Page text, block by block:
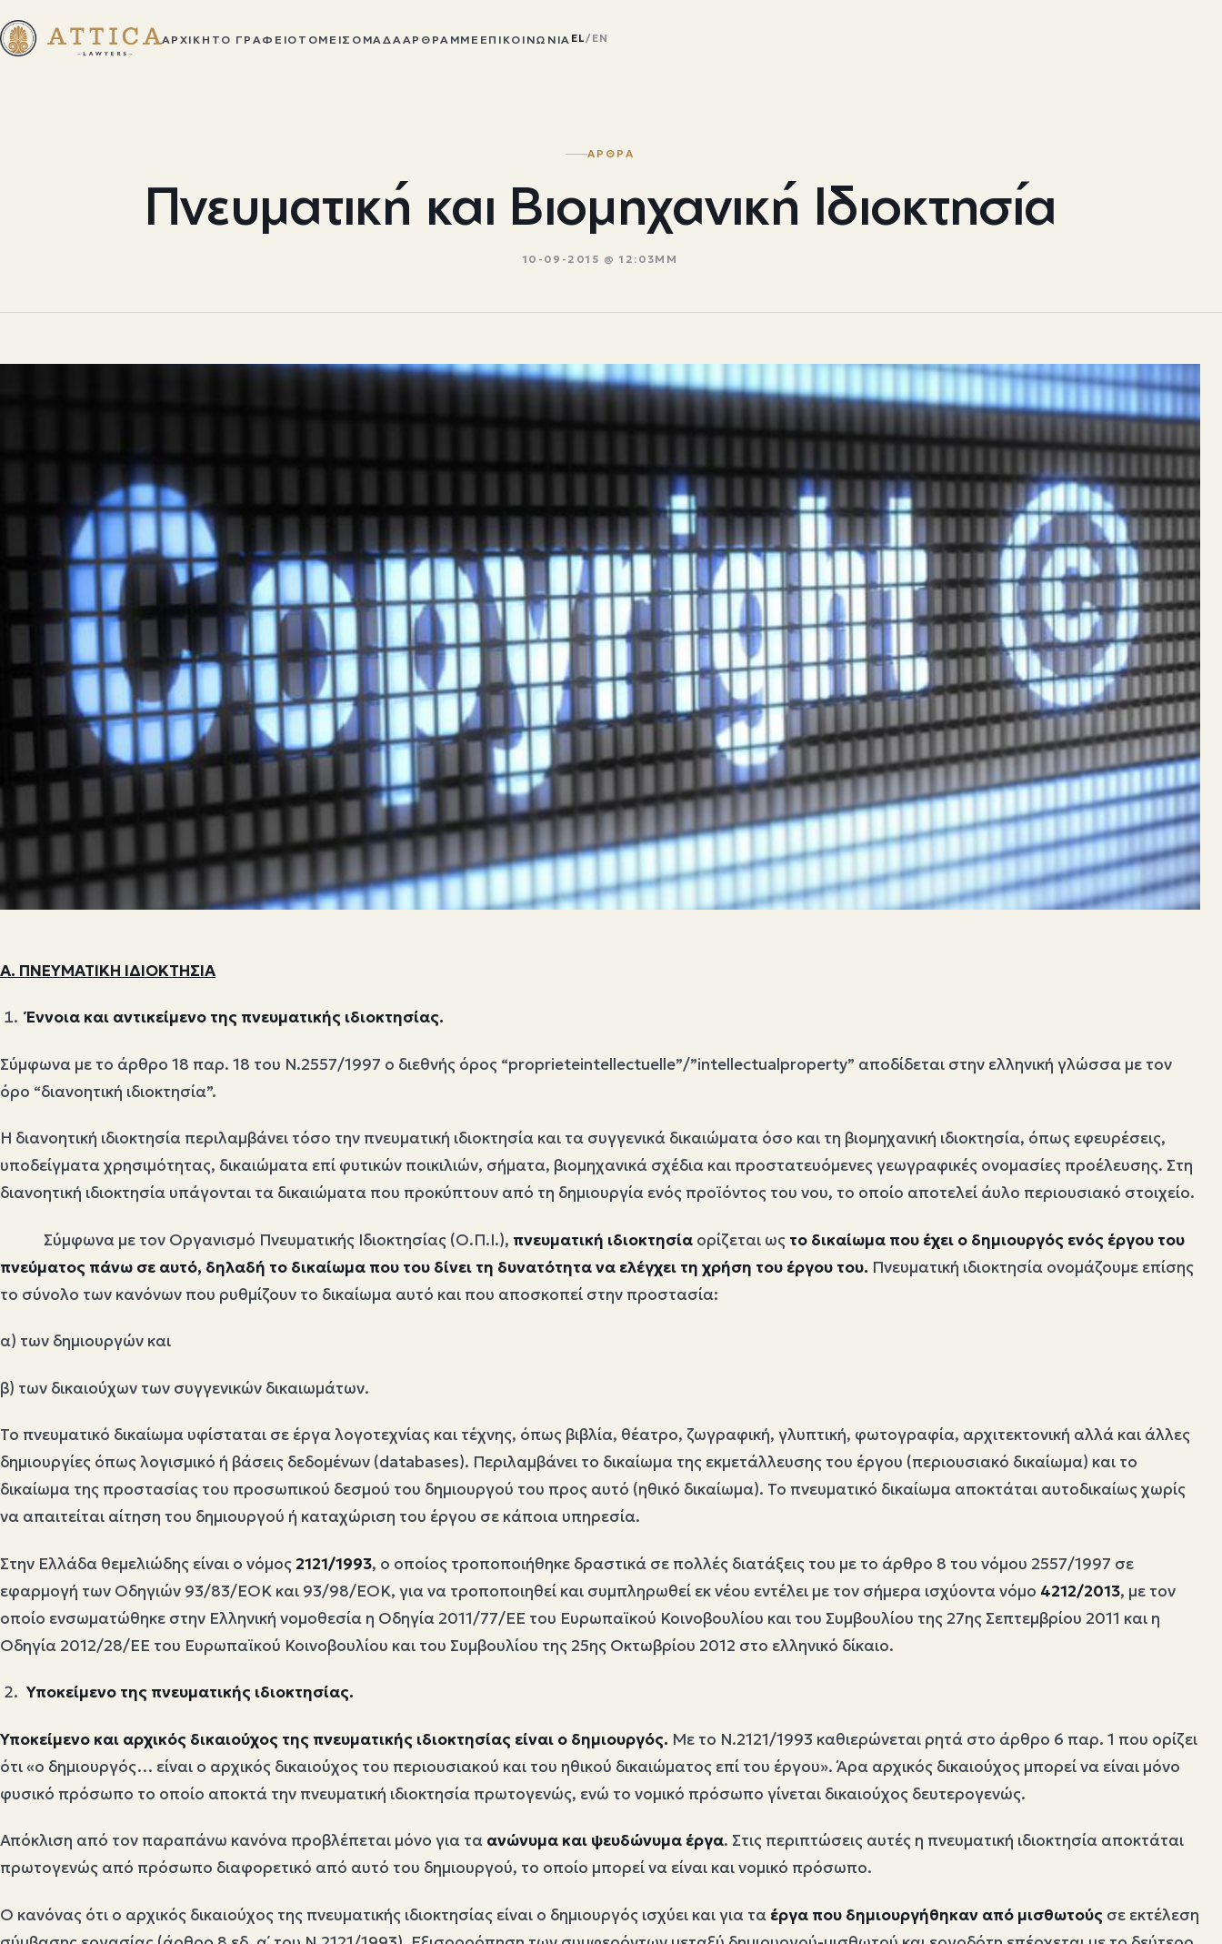
ΑΡΧΙΚΉ ΤΟ ΓΡΑΦΕΊΟ ΤΟΜΕΊΣ ΟΜΆΔΑΆΡΘΡΑ ΜΜΕ ΕΠΙΚΟΙΝΩΝΊΑ EL /EN
ΑΡΘΡΑ
Πνευματική και Βιομηχανική Ιδιοκτησία
10-09-2015 @ 12:03ΜΜ
Α. ΠΝΕΥΜΑΤΙΚΗ ΙΔΙΟΚΤΗΣΙΑ
Έννοια και αντικείμενο της πνευματικής ιδιοκτησίας.
Σύμφωνα με το άρθρο 18 παρ. 18 του Ν.2557/1997 ο διεθνής όρος “proprieteintellectuelle”/”intellectualproperty” αποδίδεται στην ελληνική γλώσσα με τον
όρο “διανοητική ιδιοκτησία”.
Η διανοητική ιδιοκτησία περιλαμβάνει τόσο την πνευματική ιδιοκτησία και τα συγγενικά δικαιώματα όσο και τη βιομηχανική ιδιοκτησία, όπως εφευρέσεις,
υποδείγματα χρησιμότητας, δικαιώματα επί φυτικών ποικιλιών, σήματα, βιομηχανικά σχέδια και προστατευόμενες γεωγραφικές ονομασίες προέλευσης. Στη
διανοητική ιδιοκτησία υπάγονται τα δικαιώματα που προκύπτουν από τη δημιουργία ενός προϊόντος του νου, το οποίο αποτελεί άυλο περιουσιακό στοιχείο.
Σύμφωνα με τον Οργανισμό Πνευματικής Ιδιοκτησίας (Ο.Π.Ι.), πνευματική ιδιοκτησία ορίζεται ως το δικαίωμα που έχει ο δημιουργός ενός έργου του
πνεύματος πάνω σε αυτό, δηλαδή το δικαίωμα που του δίνει τη δυνατότητα να ελέγχει τη χρήση του έργου του. Πνευματική ιδιοκτησία ονομάζουμε επίσης
το σύνολο των κανόνων που ρυθμίζουν το δικαίωμα αυτό και που αποσκοπεί στην προστασία:
α) των δημιουργών και
β) των δικαιούχων των συγγενικών δικαιωμάτων.
Το πνευματικό δικαίωμα υφίσταται σε έργα λογοτεχνίας και τέχνης, όπως βιβλία, θέατρο, ζωγραφική, γλυπτική, φωτογραφία, αρχιτεκτονική αλλά και άλλες
δημιουργίες όπως λογισμικό ή βάσεις δεδομένων (databases). Περιλαμβάνει το δικαίωμα της εκμετάλλευσης του έργου (περιουσιακό δικαίωμα) και το
δικαίωμα της προστασίας του προσωπικού δεσμού του δημιουργού του προς αυτό (ηθικό δικαίωμα). Το πνευματικό δικαίωμα αποκτάται αυτοδικαίως χωρίς
να απαιτείται αίτηση του δημιουργού ή καταχώριση του έργου σε κάποια υπηρεσία.
Στην Ελλάδα θεμελιώδης είναι ο νόμος 2121/1993, ο οποίος τροποποιήθηκε δραστικά σε πολλές διατάξεις του με το άρθρο 8 του νόμου 2557/1997 σε
εφαρμογή των Οδηγιών 93/83/ΕΟΚ και 93/98/ΕΟΚ, για να τροποποιηθεί και συμπληρωθεί εκ νέου εντέλει με τον σήμερα ισχύοντα νόμο 4212/2013, με τον
οποίο ενσωματώθηκε στην Ελληνική νομοθεσία η Οδηγία 2011/77/ΕΕ του Ευρωπαϊκού Κοινοβουλίου και του Συμβουλίου της 27ης Σεπτεμβρίου 2011 και η
Οδηγία 2012/28/ΕΕ του Ευρωπαϊκού Κοινοβουλίου και του Συμβουλίου της 25ης Οκτωβρίου 2012 στο ελληνικό δίκαιο.
Υποκείμενο της πνευματικής ιδιοκτησίας.
Υποκείμενο και αρχικός δικαιούχος της πνευματικής ιδιοκτησίας είναι ο δημιουργός. Με το Ν.2121/1993 καθιερώνεται ρητά στο άρθρο 6 παρ. 1 που ορίζει
ότι «ο δημιουργός… είναι ο αρχικός δικαιούχος του περιουσιακού και του ηθικού δικαιώματος επί του έργου». Άρα αρχικός δικαιούχος μπορεί να είναι μόνο
φυσικό πρόσωπο το οποίο αποκτά την πνευματική ιδιοκτησία πρωτογενώς, ενώ το νομικό πρόσωπο γίνεται δικαιούχος δευτερογενώς.
Απόκλιση από τον παραπάνω κανόνα προβλέπεται μόνο για τα ανώνυμα και ψευδώνυμα έργα. Στις περιπτώσεις αυτές η πνευματική ιδιοκτησία αποκτάται
πρωτογενώς από πρόσωπο διαφορετικό από αυτό του δημιουργού, το οποίο μπορεί να είναι και νομικό πρόσωπο.
Ο κανόνας ότι ο αρχικός δικαιούχος της πνευματικής ιδιοκτησίας είναι ο δημιουργός ισχύει και για τα έργα που δημιουργήθηκαν από μισθωτούς σε εκτέλεση